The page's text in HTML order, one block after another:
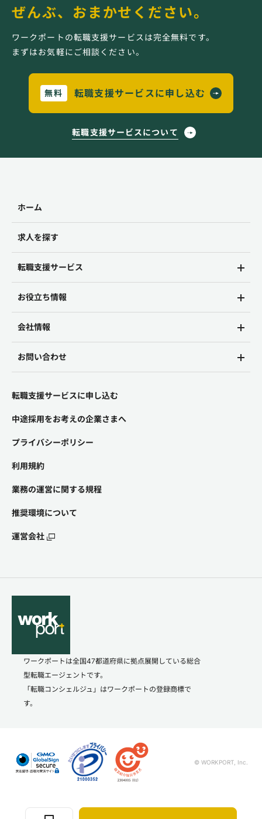
ぜんぶ、おまかせください。
ワークポートの転職支援サービスは完全無料です。
まずはお気軽にご相談ください。
無料 転職支援サービスに申し込む
転職支援サービスについて
ホーム
求人を探す
転職支援サービス
お役立ち情報
会社情報
お問い合わせ
転職支援サービスに申し込む
中途採用をお考えの企業さまへ
プライバシーポリシー
利用規約
業務の運営に関する規程
推奨環境について
運営会社
ワークポートは全国47都道府県に拠点展開している総合
型転職エージェントです。
「転職コンシェルジュ」はワークポートの登録商標で
す。
© WORKPORT, Inc.